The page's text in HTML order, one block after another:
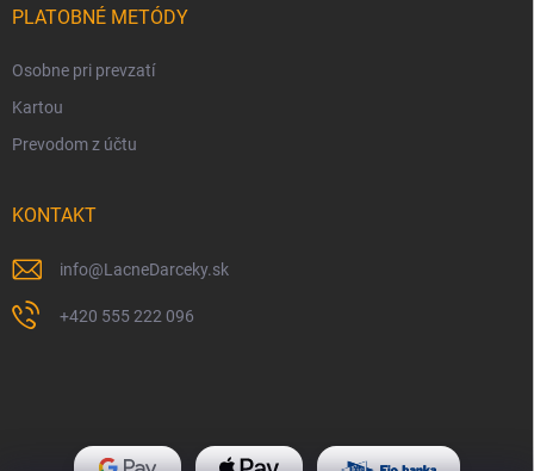
PLATOBNÉ METÓDY
Osobne pri prevzatí
Kartou
Prevodom z účtu
KONTAKT
info@LacneDarceky.sk
+420 555 222 096